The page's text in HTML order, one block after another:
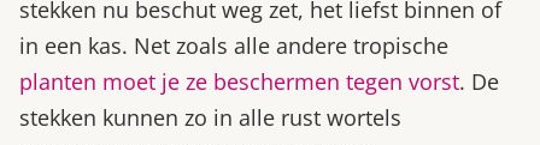
stekken nu beschut weg zet, het liefst binnen of
in een kas. Net zoals alle andere tropische
planten moet je ze beschermen tegen vorst. De
stekken kunnen zo in alle rust wortels